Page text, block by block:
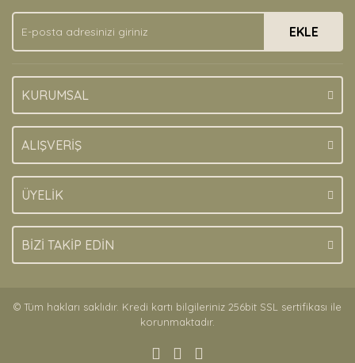
Ürün fiyatı diğer sitelerden daha pahalı.
Bu ürüne benzer farklı alternatifler olmalı.
EKLE
KURUMSAL
ALIŞVERİŞ
ÜYELİK
BİZİ TAKİP EDİN
© Tüm hakları saklıdır. Kredi kartı bilgileriniz 256bit SSL sertifikası ile
korunmaktadır.